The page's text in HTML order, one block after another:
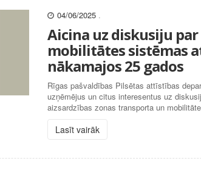
04/06/2025 .
Aicina uz diskusiju
mobilitātes sistēmas
nākamajos 25 gados
Rīgas pašvaldības Pilsētas attīstības
uzņēmējus un citus interesentus uz
aizsardzības zonas transporta un
Lasīt vairāk